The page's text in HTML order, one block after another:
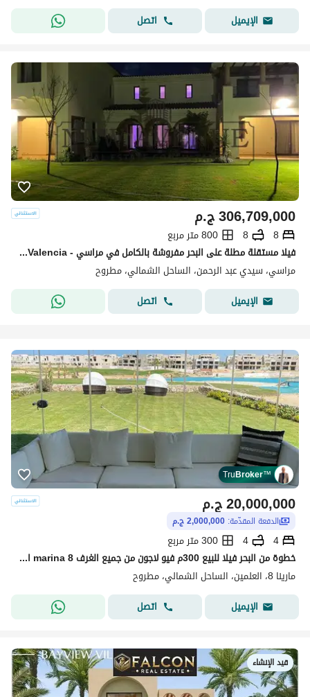
الإيميل
اتصل
ج.م306,709,000
8
8
800 متر مربع
فيلا مستقلة مطلة على البحر مفروشة بالكامل في مراسي - marassi -Valencia
مراسي، سيدي عبد الرحمن، الساحل الشمالي، مطروح
الإيميل
اتصل
TruBroker™
ج.م20,000,000
الدفعة المقدّمة: 2,000,000 ج.م
4
4
300 متر مربع
خطوة من البحر فيلا للبيع 300م فيو لاجون من جميع الغرف marina 8 الساحل الشمالي دقايق من العلمين و الحي اللاتيني و مراسي
مارينا 8، العلمين، الساحل الشمالي، مطروح
الإيميل
اتصل
قيد الإنشاء